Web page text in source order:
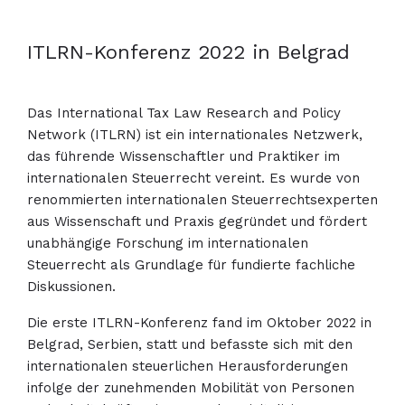
ITLRN-Konferenz 2022 in Belgrad
Das International Tax Law Research and Policy
Network (ITLRN) ist ein internationales Netzwerk,
das führende Wissenschaftler und Praktiker im
internationalen Steuerrecht vereint. Es wurde von
renommierten internationalen Steuerrechtsexperten
aus Wissenschaft und Praxis gegründet und fördert
unabhängige Forschung im internationalen
Steuerrecht als Grundlage für fundierte fachliche
Diskussionen.
Die erste ITLRN-Konferenz fand im Oktober 2022 in
Belgrad, Serbien, statt und befasste sich mit den
internationalen steuerlichen Herausforderungen
infolge der zunehmenden Mobilität von Personen